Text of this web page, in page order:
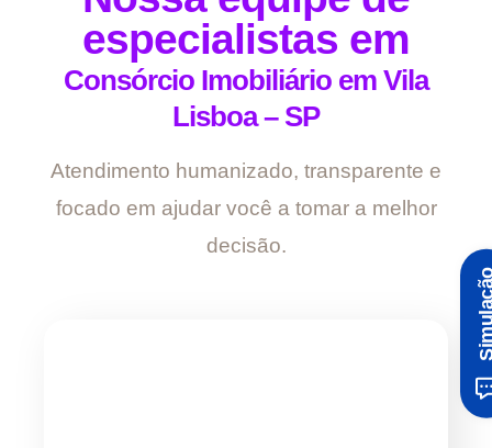
especialistas em
Consórcio Imobiliário em Vila
Lisboa – SP
Atendimento humanizado, transparente e
focado em ajudar você a tomar a melhor
decisão.